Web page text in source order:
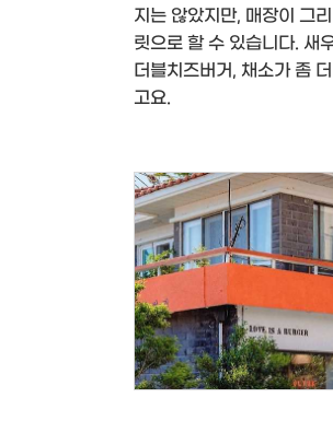
지는 않았지만, 매장이 그
릿으로 할 수 있습니다. 새
더블치즈버거, 채소가 좀
고요.